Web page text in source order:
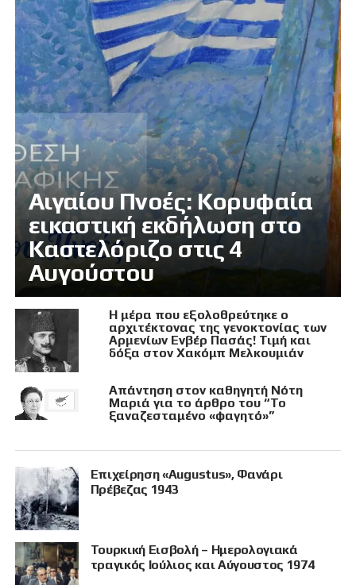
Αιγαίου Πνοές: Κορυφαία
εικαστική εκδήλωση στο
Καστελόριζο στις 4
Αυγούστου
Η μέρα που εξολοθρεύτηκε ο
αρχιτέκτονας της γενοκτονίας των
Αρμενίων Ενβέρ Πασάς! Τιμή και
δόξα στον Χακόμπ Μελκουμιάν
Απάντηση στον καθηγητή Νότη
Μαριά για το άρθρο του “Το
ξαναζεσταμένο «φαγητό»”
Επιχείρηση «Augustus», Φανάρι
Πρέβεζας 1943
Τουρκική Εισβολή – Ημερολογιακά
τραγικός Ιούλιος και Αύγουστος 1974